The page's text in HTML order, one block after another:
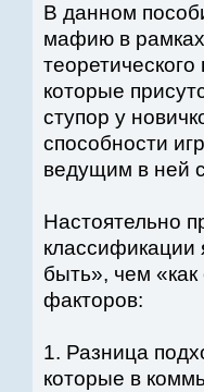
В данном
мафию в рамках
которые
ступор у
способности
ведущим в ней
Настоятельно
классификации
быть», чем
факторов:
1. Разница
которые в